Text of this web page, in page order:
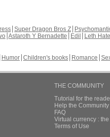
Super Dragon Bros Z
Astaroth Y Bernadette Edil
Leth Hate
Humor Children's books Romance
THE COMMUNITY
Tutorial for the
Help the
FAQ
Virtual currency :
Terms of Use